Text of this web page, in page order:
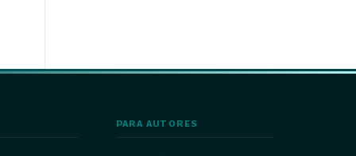
PARA AUTORES